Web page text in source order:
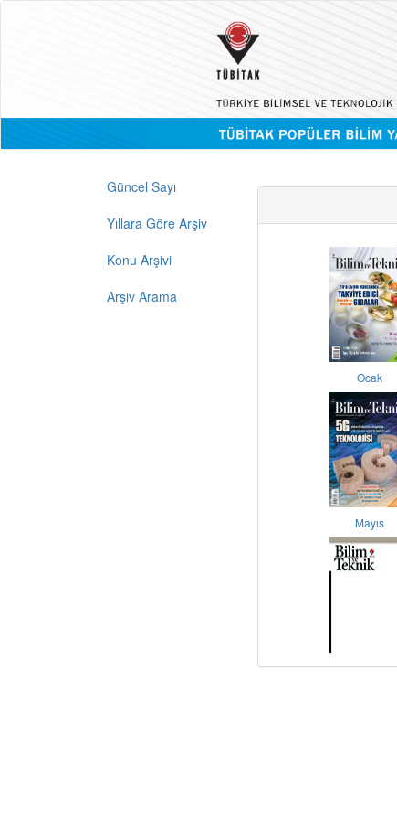
Güncel Sayı
Yıllara Göre Arşiv
Konu Arşivi
Arşiv Arama
Ocak
Mayıs